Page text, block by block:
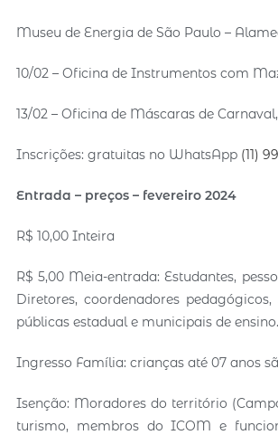
Museu de Energia de São Paulo –
10/02 – Oficina de Instrumentos com
13/02 – Oficina de Máscaras de
Inscrições: gratuitas no WhatsApp (11)
Entrada – preços – fevereiro 2024
R$ 10,00 Inteira
R$ 5,00 Meia-entrada: Estudantes,
Diretores, coordenadores
públicas estadual e municipais de
Ingresso Família: crianças até 07 anos
Isenção: Moradores do território
turismo, membros do ICOM e